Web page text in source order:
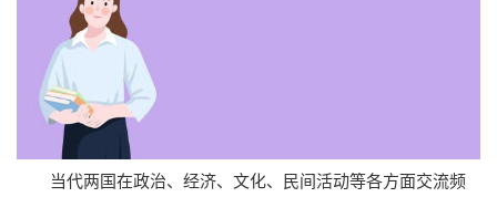
当代两国在政治、经济、文化、民间活动等各方面交流频